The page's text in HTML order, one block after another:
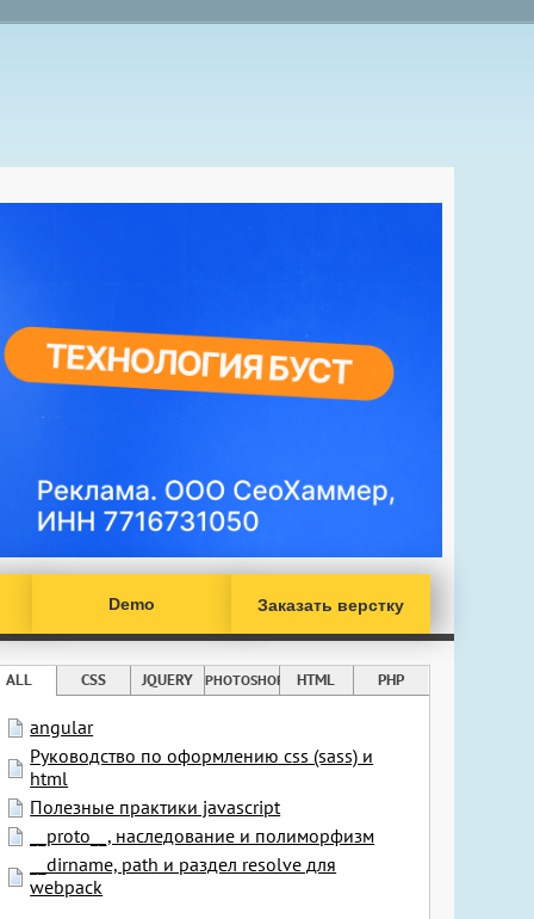
Demo Заказать верстку
ALL CSS JQUERY PHOTOSHOP HTML PHP
angular
Руководство по оформлению css (sass) и
html
Полезные практики javascript
__proto__, наследование и полиморфизм
__dirname, path и раздел resolve для
webpack